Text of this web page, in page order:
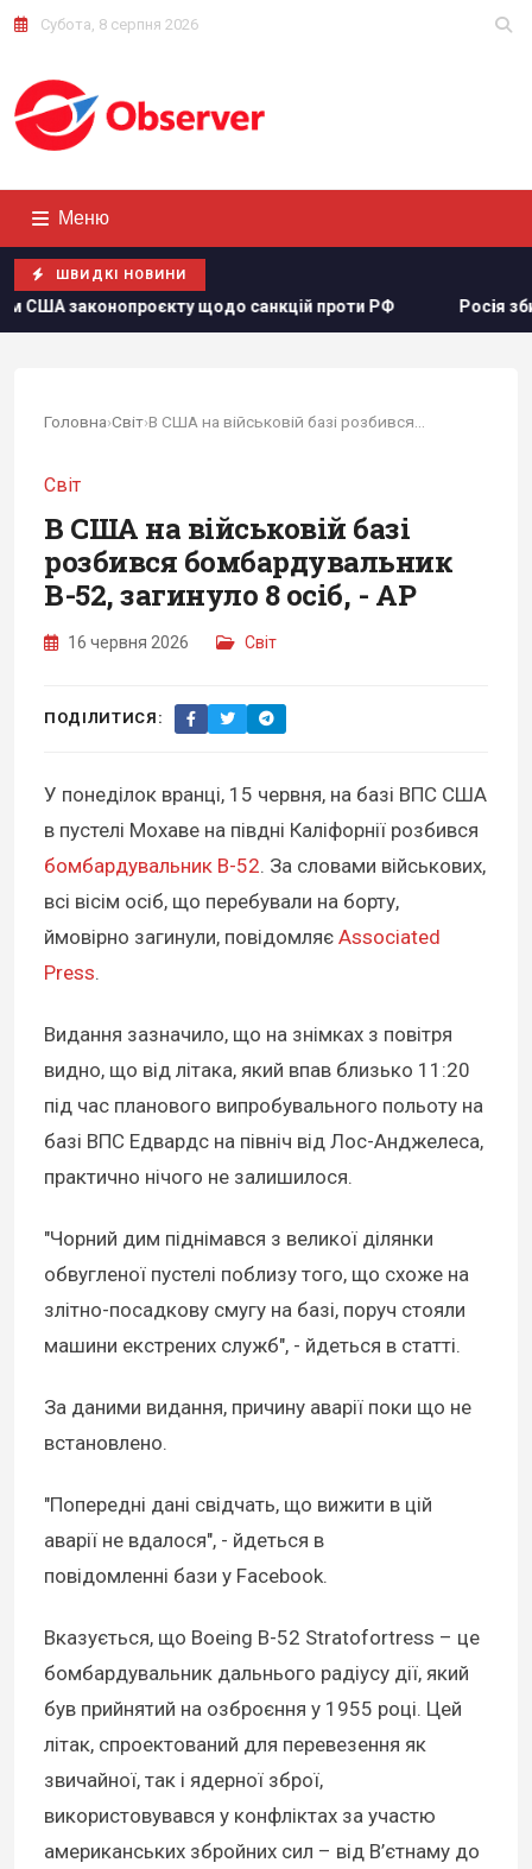
Субота, 8 серпня 2026
Меню
ШВИДКІ НОВИНИ
санкцій проти РФ Росія збирається остаточно
Головна›Світ›В США на військовій базі розбився...
Світ
В США на військовій базі
розбився бомбардувальник
B-52, загинуло 8 осіб, - AP
16 червня 2026 Світ
ПОДІЛИТИСЯ:
У понеділок вранці, 15 червня, на базі ВПС США
в пустелі Мохаве на півдні Каліфорнії розбився
бомбардувальник B-52. За словами військових,
всі вісім осіб, що перебували на борту,
ймовірно загинули, повідомляє Associated
Press.
Видання зазначило, що на знімках з повітря
видно, що від літака, який впав близько 11:20
під час планового випробувального польоту на
базі ВПС Едвардс на північ від Лос-Анджелеса,
практично нічого не залишилося.
"Чорний дим піднімався з великої ділянки
обвугленої пустелі поблизу того, що схоже на
злітно-посадкову смугу на базі, поруч стояли
машини екстрених служб", - йдеться в статті.
За даними видання, причину аварії поки що не
встановлено.
"Попередні дані свідчать, що вижити в цій
аварії не вдалося", - йдеться в
повідомленні бази у Facebook.
Вказується, що Boeing B-52 Stratofortress – це
бомбардувальник дальнього радіусу дії, який
був прийнятий на озброєння у 1955 році. Цей
літак, спроектований для перевезення як
звичайної, так і ядерної зброї,
використовувався у конфліктах за участю
американських збройних сил – від В’єтнаму до